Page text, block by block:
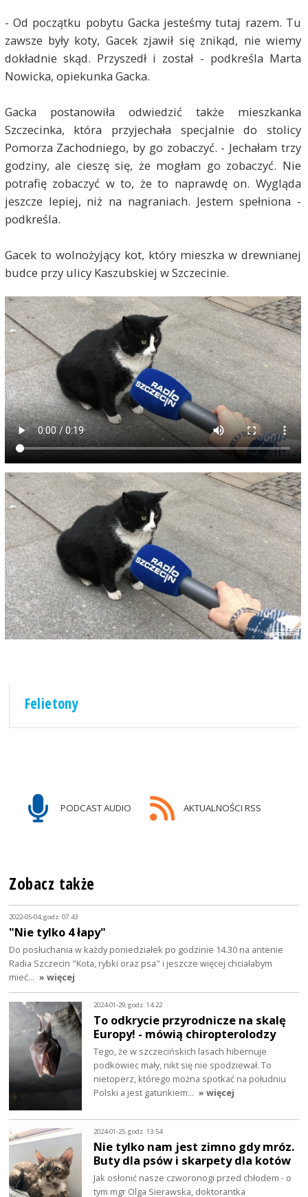
- Od początku pobytu Gacka jesteśmy tutaj razem. Tu
zawsze były koty, Gacek zjawił się znikąd, nie wiemy
dokładnie skąd. Przyszedł i został - podkreśla Marta
Nowicka, opiekunka Gacka.
Gacka postanowiła odwiedzić także mieszkanka
Szczecinka, która przyjechała specjalnie do stolicy
Pomorza Zachodniego, by go zobaczyć. - Jechałam trzy
godziny, ale cieszę się, że mogłam go zobaczyć. Nie
potrafię zobaczyć w to, że to naprawdę on. Wygląda
jeszcze lepiej, niż na nagraniach. Jestem spełniona -
podkreśla.
Gacek to wolnożyjący kot, który mieszka w drewnianej
budce przy ulicy Kaszubskiej w Szczecinie.
Felietony
PODCAST AUDIO AKTUALNOŚCI RSS
Zobacz także
2022-05-04, godz. 07:43
"Nie tylko 4 łapy"
Do posłuchania w każdy poniedziałek po godzinie 14.30 na antenie
Radia Szczecin "Kota, rybki oraz psa" i jeszcze więcej chciałabym
mieć… » więcej
2024-01-29, godz. 14:22
To odkrycie przyrodnicze na skalę
Europy! - mówią chiropterolodzy
Tego, że w szczecińskich lasach hibernuje
podkowiec mały, nikt się nie spodziewał. To
nietoperz, którego można spotkać na południu
Polski a jest gatunkiem… » więcej
2024-01-25, godz. 13:54
Nie tylko nam jest zimno gdy mróz.
Buty dla psów i skarpety dla kotów
Jak osłonić nasze czworonogi przed chłodem - o
tym mgr Olga Sierawska, doktorantka